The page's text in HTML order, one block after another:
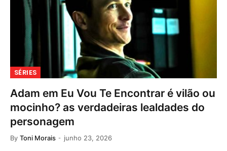
SÉRIES
Adam em Eu Vou Te Encontrar é vilão ou
mocinho? as verdadeiras lealdades do
personagem
By Toni Morais junho 23, 2026